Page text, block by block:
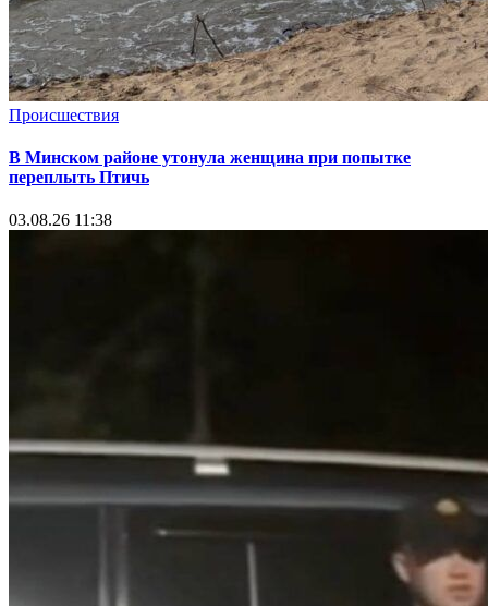
Происшествия
В Минском районе утонула женщина при попытке
переплыть Птичь
03.08.26 11:38